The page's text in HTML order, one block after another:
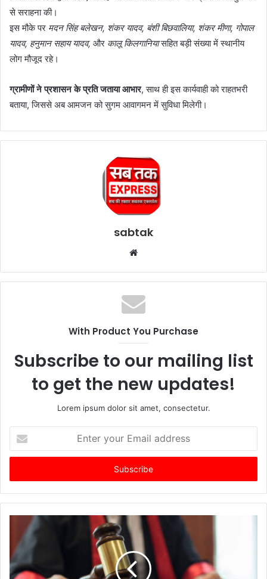
से सराहना की।
इस मौके पर मदन सिंह बलेखन, शंकर यादव, बंशी बिछवालिया, शंकर मीणा, गोपाल
यादव, हनुमान सहाय यादव, और कालू किलगानियासहित बड़ी संख्या में स्थानीय
लोग मौजूद रहे।
ग्रामीणों ने प्रशासन के प्रति जताया आभार, साथ ही इस कार्यवाही को राहतभरी
बताया, जिससे अब आमजन को सुगम आवागमन में सुविधा मिलेगी।
sabtak
Website
With Product You Purchase
Subscribe to our mailing list
to get the new updates!
Lorem ipsum dolor sit amet, consectetur.
your
Email